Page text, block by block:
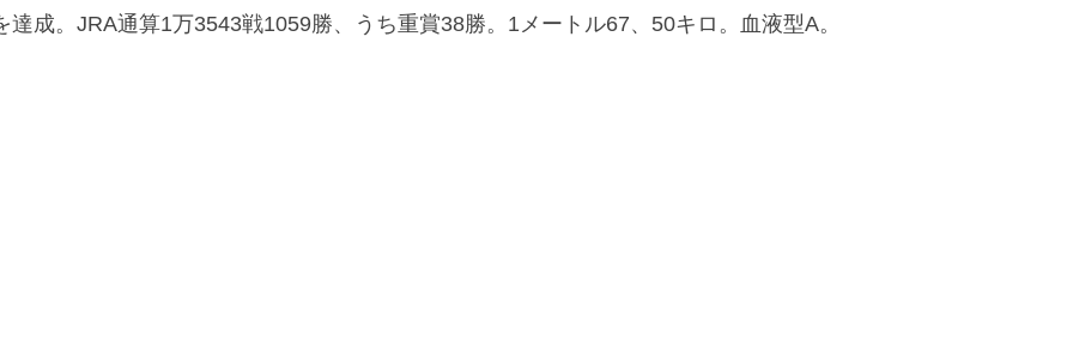
成。JRA通算1万3543戦1059勝、うち重賞38勝。1メートル67、50キロ。血液型A。